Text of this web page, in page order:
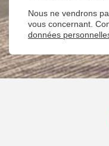
Nous ne vendrons
vous concernant.
données